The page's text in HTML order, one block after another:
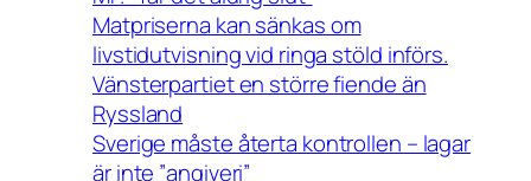
Matpriserna kan sänkas om
livstidutvisning vid ringa stöld införs.
Vänsterpartiet en större fiende än
Ryssland
Sverige måste återta kontrollen – lagar
är inte ”angiveri”